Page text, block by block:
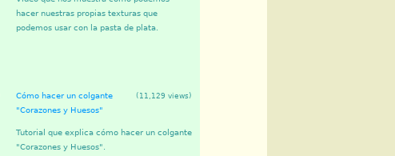
hacer nuestras propias texturas que
podemos usar con la pasta de plata.
(11,129 views)
Cómo hacer un colgante
"Corazones y Huesos"
Tutorial que explica cómo hacer un colgante
"Corazones y Huesos".